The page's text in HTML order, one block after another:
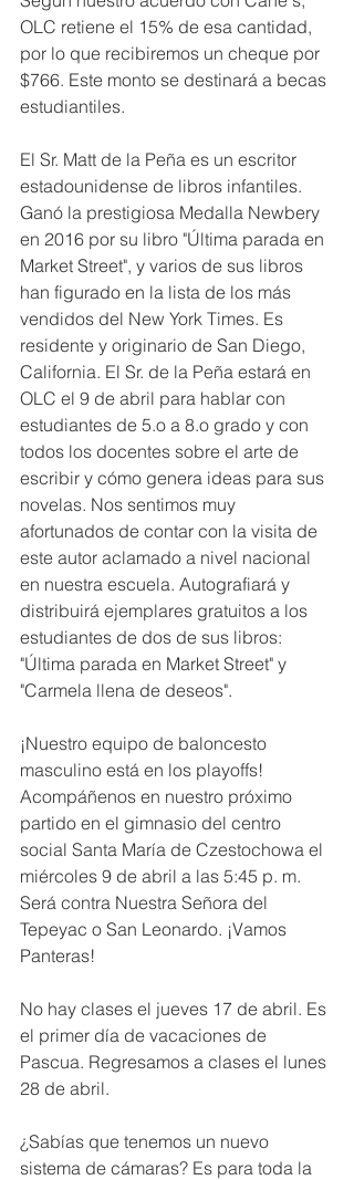
OLC retiene el 15% de esa cantidad,
por lo que recibiremos un cheque por
$766. Este monto se destinará a becas
estudiantiles.
El Sr. Matt de la Peña es un escritor
estadounidense de libros infantiles.
Ganó la prestigiosa Medalla Newbery
en 2016 por su libro "Última parada en
Market Street", y varios de sus libros
han figurado en la lista de los más
vendidos del New York Times. Es
residente y originario de San Diego,
California. El Sr. de la Peña estará en
OLC el 9 de abril para hablar con
estudiantes de 5.o a 8.o grado y con
todos los docentes sobre el arte de
escribir y cómo genera ideas para sus
novelas. Nos sentimos muy
afortunados de contar con la visita de
este autor aclamado a nivel nacional
en nuestra escuela. Autografiará y
distribuirá ejemplares gratuitos a los
estudiantes de dos de sus libros:
"Última parada en Market Street" y
"Carmela llena de deseos".
¡Nuestro equipo de baloncesto
masculino está en los playoffs!
Acompáñenos en nuestro próximo
partido en el gimnasio del centro
social Santa María de Czestochowa el
miércoles 9 de abril a las 5:45 p. m.
Será contra Nuestra Señora del
Tepeyac o San Leonardo. ¡Vamos
Panteras!
No hay clases el jueves 17 de abril. Es
el primer día de vacaciones de
Pascua. Regresamos a clases el lunes
28 de abril.
¿Sabías que tenemos un nuevo
sistema de cámaras? Es para toda la